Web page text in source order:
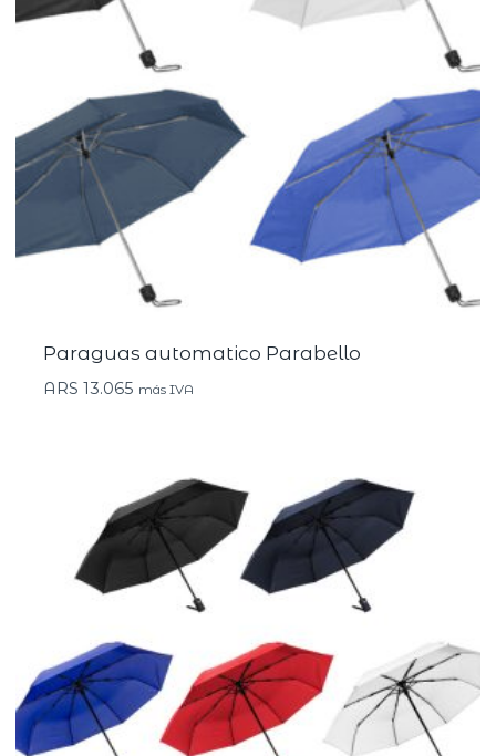
Paraguas automatico Parabello
ARS 13.065 más IVA